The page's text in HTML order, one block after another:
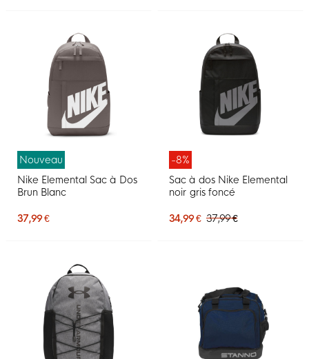
Nouveau
Nike Elemental Sac à Dos
Brun Blanc
37,99 €
-8%
Sac à dos Nike Elemental
noir gris foncé
34,99 € 37,99 €